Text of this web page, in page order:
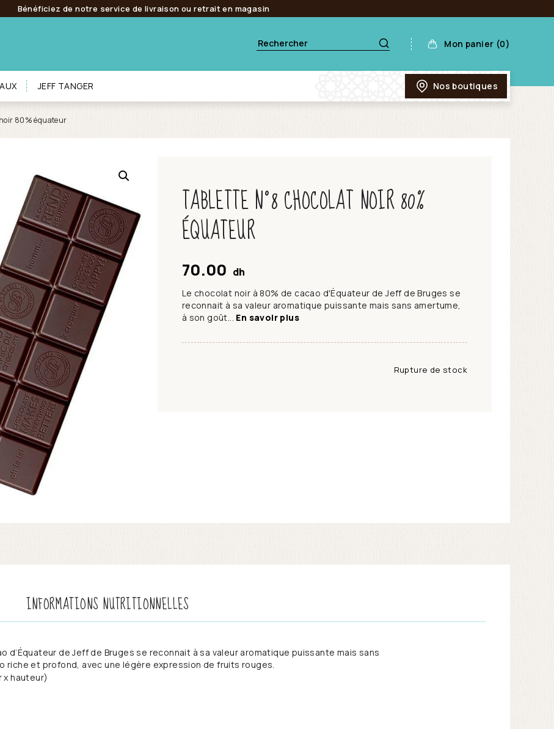
Bénéficiez de notre service de livraison ou retrait en magasin
Mon panier (0)
JEFF TANGER Nos boutiques
80% équateur
TABLETTE N°8 CHOCOLAT NOIR 80%
ÉQUATEUR
70.00 dh
Le chocolat noir à 80% de cacao d'Équateur de Jeff de Bruges se
reconnait à sa valeur aromatique puissante mais sans amertume,
à son goût... En savoir plus
Rupture de stock
INFORMATIONS NUTRITIONNELLES
d’Équateur de Jeff de Bruges se reconnait à sa valeur aromatique puissante mais sans
riche et profond, avec une légère expression de fruits rouges.
x hauteur)